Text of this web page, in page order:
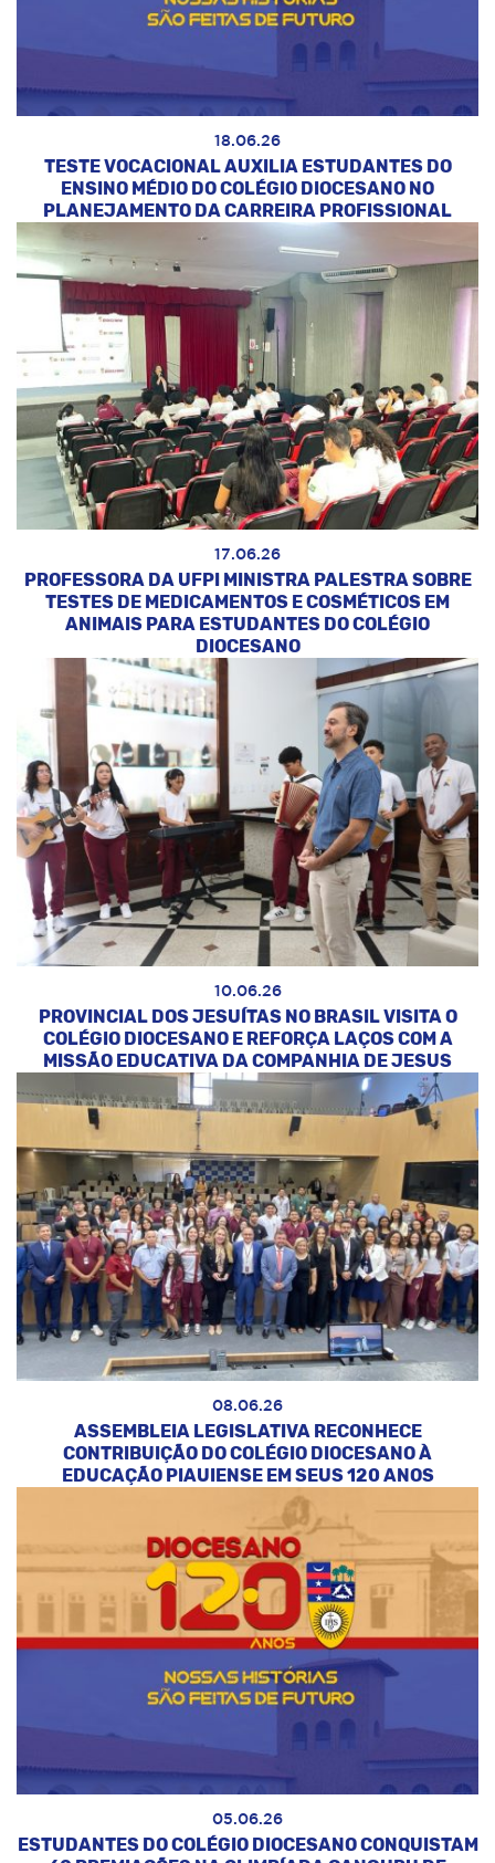
18.06.26
TESTE VOCACIONAL AUXILIA ESTUDANTES DO
ENSINO MÉDIO DO COLÉGIO DIOCESANO NO
PLANEJAMENTO DA CARREIRA PROFISSIONAL
17.06.26
PROFESSORA DA UFPI MINISTRA PALESTRA SOBRE
TESTES DE MEDICAMENTOS E COSMÉTICOS EM
ANIMAIS PARA ESTUDANTES DO COLÉGIO
DIOCESANO
10.06.26
PROVINCIAL DOS JESUÍTAS NO BRASIL VISITA O
COLÉGIO DIOCESANO E REFORÇA LAÇOS COM A
MISSÃO EDUCATIVA DA COMPANHIA DE JESUS
08.06.26
ASSEMBLEIA LEGISLATIVA RECONHECE
CONTRIBUIÇÃO DO COLÉGIO DIOCESANO À
EDUCAÇÃO PIAUIENSE EM SEUS 120 ANOS
05.06.26
ESTUDANTES DO COLÉGIO DIOCESANO CONQUISTAM